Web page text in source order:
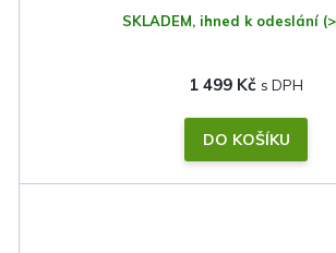
SKLADEM, ihned k odeslání
1 499 Kč
DO KOŠÍKU